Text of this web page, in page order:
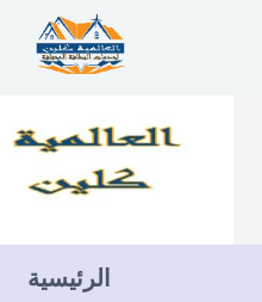
الرئيسية